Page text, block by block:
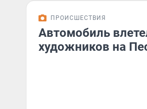
ПРОИСШЕСТВИЯ
Автомобиль
художников на